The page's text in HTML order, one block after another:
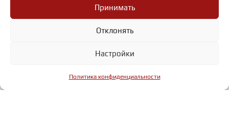
Принимать
Отклонять
Настройки
Политика конфиденциальности